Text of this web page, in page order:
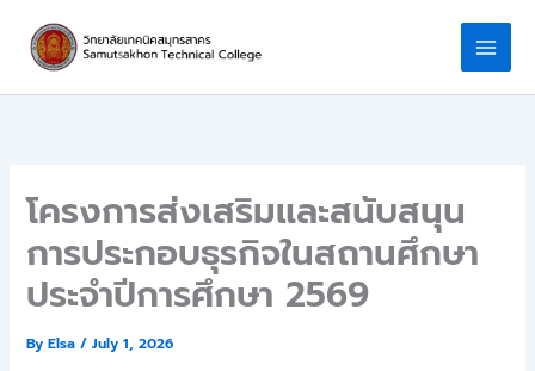
content
โครงการส่งเสริมและสนับสนุน
การประกอบธุรกิจในสถานศึกษา
ประจำปีการศึกษา 2569
ByElsa/July 1, 2026